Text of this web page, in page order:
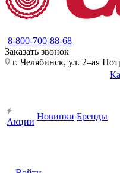
8-800-700-88-68
Заказать звонок
г. Челябинск, ул. 2–ая
Акции
Новинки Бренды